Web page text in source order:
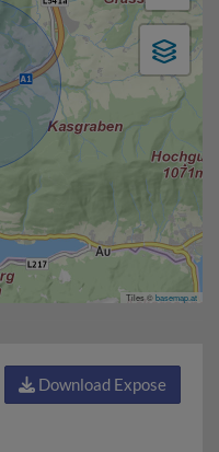
Tiles ©basemap.at
Download Expose